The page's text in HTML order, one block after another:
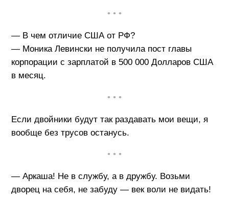
• • •
— В чем отличие США от РФ?
— Моника Левински не получила пост главы
корпорации с зарплатой в 500 000 Долларов США
в месяц.
• • •
Если двойники будут так раздавать мои вещи, я
вообще без трусов останусь.
• • •
— Аркаша! Не в службу, а в дружбу. Возьми
дворец на себя, не забуду — век воли не видать!